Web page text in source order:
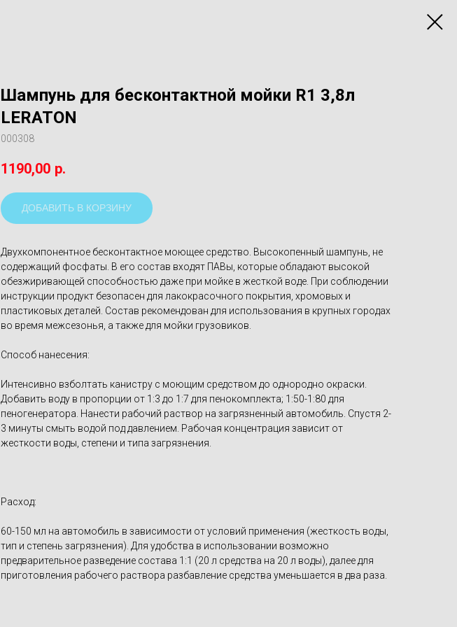
Шампунь для бесконтактной мойки R1 3,8л
LERATON
000308
1190,00 р.
ДОБАВИТЬ В КОРЗИНУ
Двухкомпонентное бесконтактное моющее средство. Высокопенный шампунь, не
содержащий фосфаты. В его состав входят ПАВы, которые обладают высокой
обезжиривающей способностью даже при мойке в жесткой воде. При соблюдении
инструкции продукт безопасен для лакокрасочного покрытия, хромовых и
пластиковых деталей. Состав рекомендован для использования в крупных городах
во время межсезонья, а также для мойки грузовиков.
Способ нанесения:
Интенсивно взболтать канистру с моющим средством до однородно окраски.
Добавить воду в пропорции от 1:3 до 1:7 для пенокомплекта; 1:50-1:80 для
пеногенератора. Нанести рабочий раствор на загрязненный автомобиль. Спустя 2-
3 минуты смыть водой под давлением. Рабочая концентрация зависит от
жесткости воды, степени и типа загрязнения.
Расход:
60-150 мл на автомобиль в зависимости от условий применения (жесткость воды,
тип и степень загрязнения). Для удобства в использовании возможно
предварительное разведение состава 1:1 (20 л средства на 20 л воды), далее для
приготовления рабочего раствора разбавление средства уменьшается в два раза.